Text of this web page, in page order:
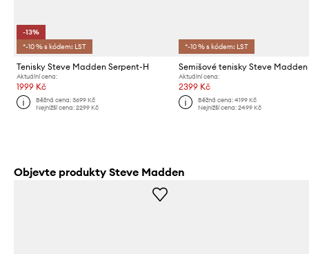
-13%
*-10 % s kódem: LST
Tenisky Steve Madden Serpent-H
Aktuální cena:
1999 Kč
Běžná cena:3699 Kč
Nejnižší cena:2299 Kč
*-10 % s kódem: LST
Aktuální cena:
2399 Kč
Běžná cena: 4199 Kč
Nejnižší cena: 2499 Kč
Objevte produkty Steve Madden